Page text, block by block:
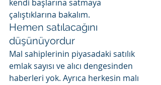
kendi başlarına satmaya
çalıştıklarına bakalım.
Hemen satılacağını
düşünüyordur
Mal sahiplerinin piyasadaki satılık
emlak sayısı ve alıcı dengesinden
haberleri yok. Ayrıca herkesin malı